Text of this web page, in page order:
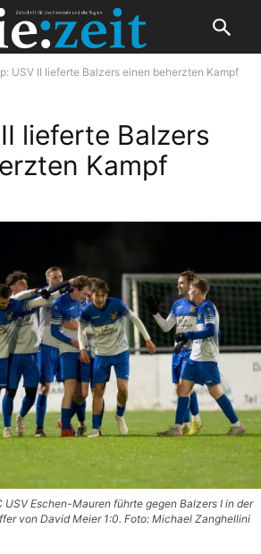
USV II lieferte Balzers einen beherzten Kampf
lieferte Balzers
Kampf
USV Eschen-Mauren führte gegen Balzers I in der
von David Meier 1:0. Foto: Michael Zanghellini